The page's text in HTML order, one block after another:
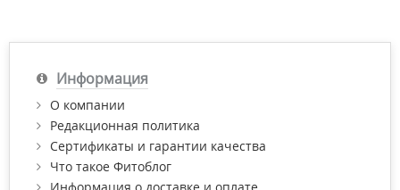
Информация
О компании
Редакционная политика
Сертификаты и гарантии качества
Что такое Фитоблог
Информация о доставке и оплате